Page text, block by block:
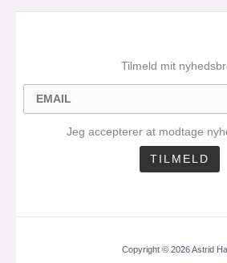
Tilmeld mit
Jeg accepterer at modtage
Copyright © 2026 Astrid